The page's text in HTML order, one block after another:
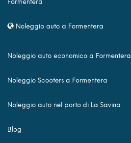
Formentera
Noleggio auto a Formentera
Noleggio auto economico a Formentera
Noleggio Scooters a Formentera
Noleggio auto nel porto di La Savina
Blog